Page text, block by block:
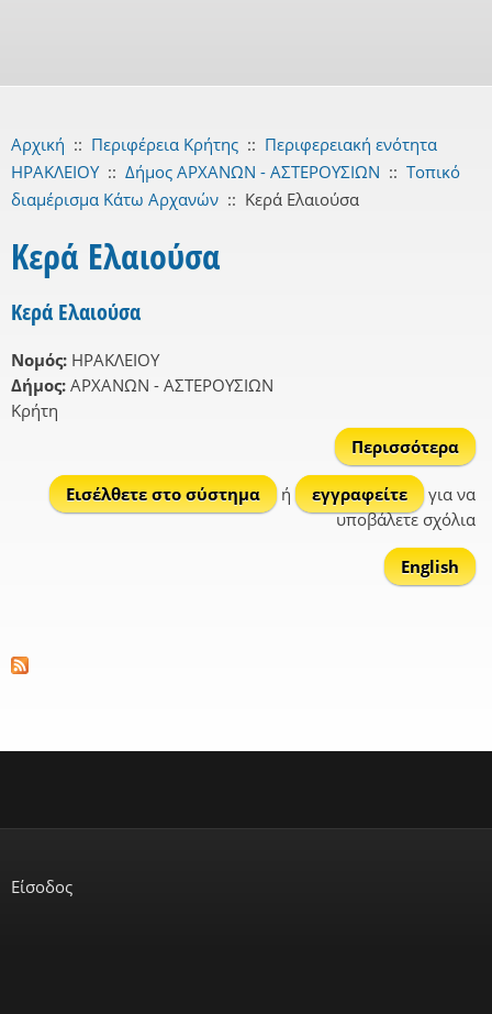
Αρχική :: Περιφέρεια Κρήτης :: Περιφερειακή ενότητα
ΗΡΑΚΛΕΙΟΥ :: Δήμος ΑΡΧΑΝΩΝ - ΑΣΤΕΡΟΥΣΙΩΝ :: Τοπικό
διαμέρισμα Κάτω Αρχανών :: Κερά Ελαιούσα
Κερά Ελαιούσα
Κερά Ελαιούσα
Νομός: ΗΡΑΚΛΕΙΟΥ
Δήμος: ΑΡΧΑΝΩΝ - ΑΣΤΕΡΟΥΣΙΩΝ
Κρήτη
Περισσότερα
Εισέλθετε στο σύστημα
ή εγγραφείτε
για να
υποβάλετε σχόλια
English
Είσοδος